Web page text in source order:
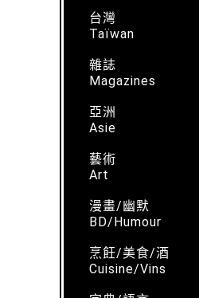
台灣
Taïwan
雜誌
Magazines
亞洲
Asie
藝術
Art
漫畫/幽默
BD/Humour
烹飪/美食/酒
Cuisine/Vins